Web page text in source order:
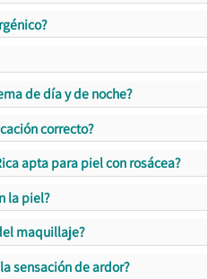
de día y de noche?
correcto?
apta para piel con rosácea?
la piel?
maquillaje?
sensación de ardor?